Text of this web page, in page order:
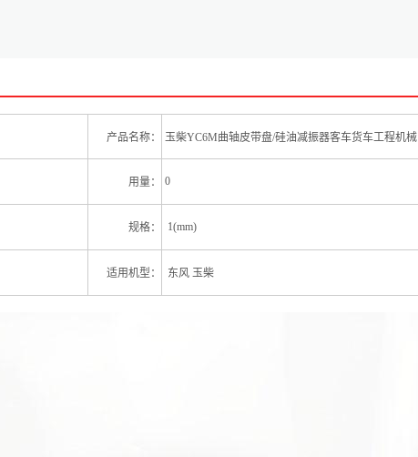
产品名称： 玉柴YC6M曲轴皮带盘/硅油减振器客车货车工程机械
用量： 0
规格： 1(mm)
适用机型： 东风 玉柴